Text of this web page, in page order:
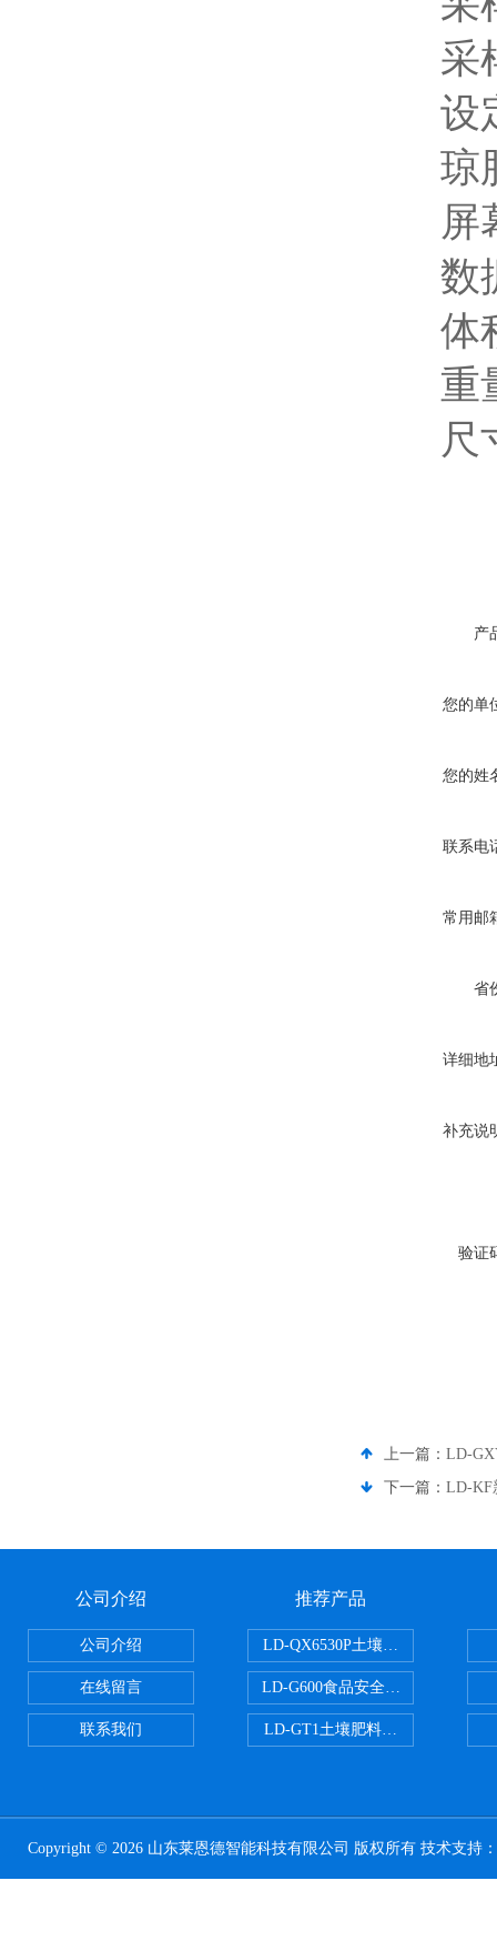
采样
设定
琼脂
屏幕
数据
体积
重量
尺寸
产
您的单
您的姓
联系电
常用邮
省
详细地
补充说
验证
上一篇： LD-
下一篇： LD-KF
公司介绍
公司介绍
在线留言
联系我们
推荐产品
LD-QX6530P土壤氧化还原电位检
LD-G600食品安全检测仪
LD-GT1土壤肥料养分检测仪
Copyright © 2026 山东莱恩德智能科技有限公司 版权所有 技术支持：